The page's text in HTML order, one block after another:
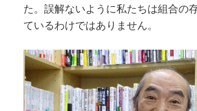
た。誤解ないように私たちは組合の
ているわけではありません。